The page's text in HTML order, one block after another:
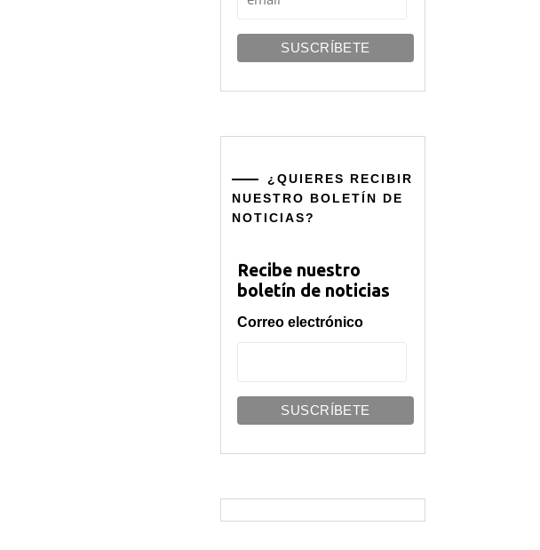
¿QUIERES RECIBIR
NUESTRO BOLETÍN DE
NOTICIAS?
Recibe nuestro
boletín de noticias
Correo electrónico